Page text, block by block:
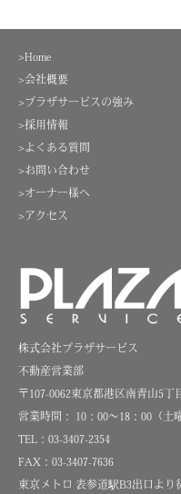
>Home
>会社概要
>プラザサービスの強み
>採用情報
>よくある質問
>お問い合わせ
>オーナー様へ
>アクセス
株式会社プラザサービス
不動産営業部
〒107-0062東京都港区南青山5丁
営業時間： 10：00～18：00（土
TEL：03-3407-2354
FAX：03-3407-7636
東京メトロ 表参道駅B3出口より